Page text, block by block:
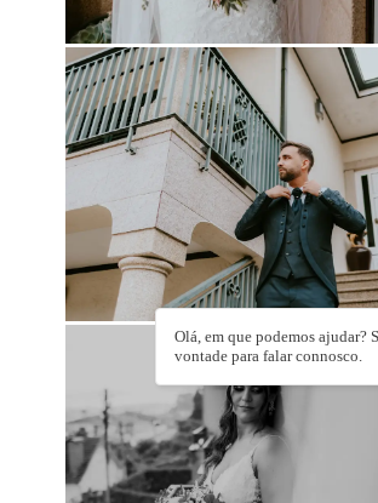
Olá, em que podemos ajudar?
vontade para falar connosco.